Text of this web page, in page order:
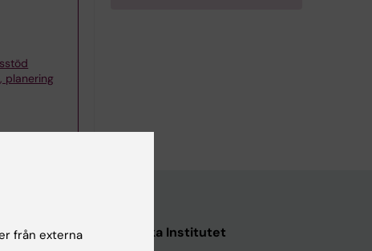
planering
Karolinska Institutet
från externa